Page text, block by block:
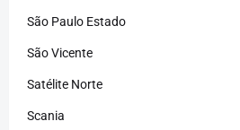
São Paulo Estado
São Vicente
Satélite Norte
Scania